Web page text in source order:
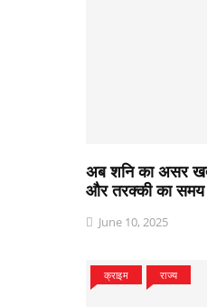
अब शनि का असर
और तरक्की का समय
June 10, 2025
क्राइम राज्य